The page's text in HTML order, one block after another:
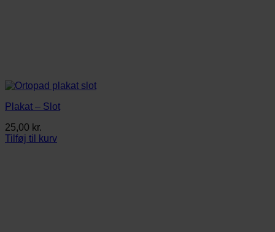
Plakat – Slot
25,00 kr.
Tilføj til kurv